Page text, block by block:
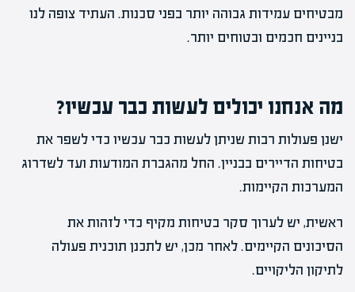
מבטיחים עמידות גבוהה יותר בפני סכנות. העתיד צופה לנו
בניינים חכמים ובטוחים יותר.
מה אנחנו יכולים לעשות כבר עכשיו?
ישנן פעולות רבות שניתן לעשות כבר עכשיו כדי לשפר את
בטיחות הדיירים בבניין. החל מהגברת המודעות ועד לשדרוג
המערכות הקיימות.
ראשית, יש לערוך סקר בטיחות מקיף כדי לזהות את
הסיכונים הקיימים. לאחר מכן, יש לתכנן תוכנית פעולה
לתיקון הליקויים.